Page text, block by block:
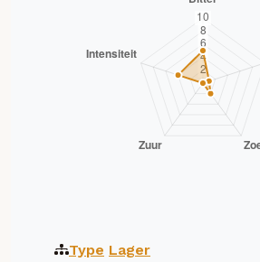
Type Lager